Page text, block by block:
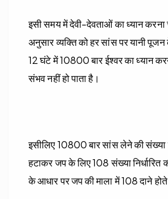
इसी समय में देवी-देवताओं का ध्यान करना
अनुसार व्यक्ति को हर सांस पर यानी पूजन
12 घंटे में 10800 बार ईश्वर का ध्यान
संभव नहीं हो पाता है।
इसीलिए 10800 बार सांस लेने की संख्या
हटाकर जप के लिए 108 संख्या निर्धारित
के आधार पर जप की माला में 108 दाने